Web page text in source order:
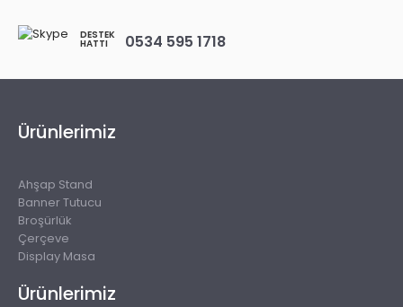
DESTEK
HATTI 0534 595 1718
Ürünlerimiz
Ahşap Stand
Banner Tutucu
Broşürlük
Çerçeve
Display Masa
Ürünlerimiz